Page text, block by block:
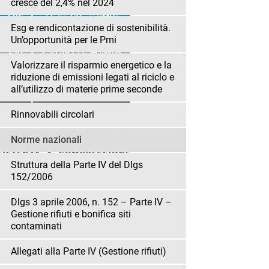
cresce del 2,4% nel 2024
Esg e rendicontazione di sostenibilità.
Un’opportunità per le Pmi
Valorizzare il risparmio energetico e la
riduzione di emissioni legati al riciclo e
all’utilizzo di materie prime seconde
Rinnovabili circolari
Norme nazionali
Struttura della Parte IV del Dlgs
152/2006
Dlgs 3 aprile 2006, n. 152 – Parte IV –
Gestione rifiuti e bonifica siti
contaminati
Allegati alla Parte IV (Gestione rifiuti)